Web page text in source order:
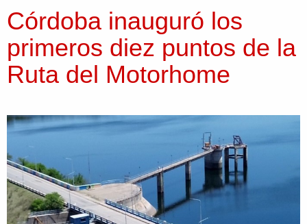
Córdoba inauguró los
primeros diez puntos de la
Ruta del Motorhome